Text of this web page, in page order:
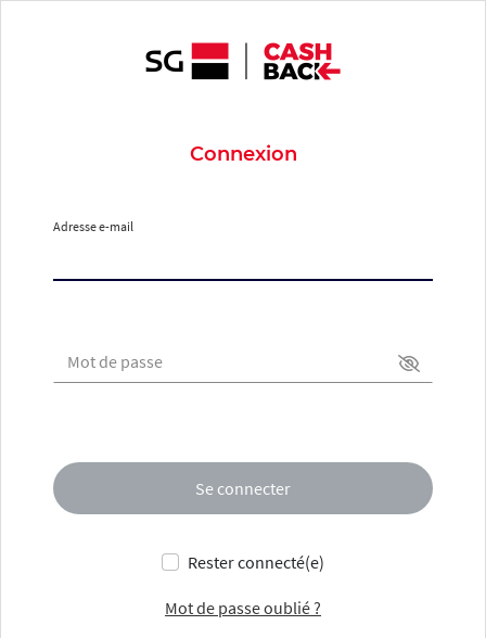
Connexion
Adresse e-mail
Mot de passe
Se connecter
Rester connecté(e)
Mot de passe oublié ?